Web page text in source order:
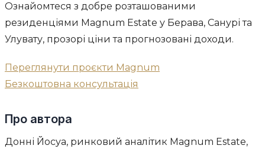
Ознайомтеся з добре розташованими
резиденціями Magnum Estate у Берава, Санурі та
Улувату, прозорі ціни та прогнозовані доходи.
Переглянути проєкти Magnum
Безкоштовна консультація
Про автора
Донні Йосуа, ринковий аналітик Magnum Estate,